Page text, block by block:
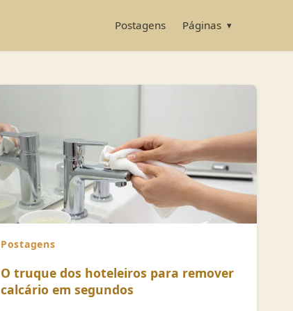
Postagens Páginas ▾
Postagens
O truque dos hoteleiros para remover
calcário em segundos